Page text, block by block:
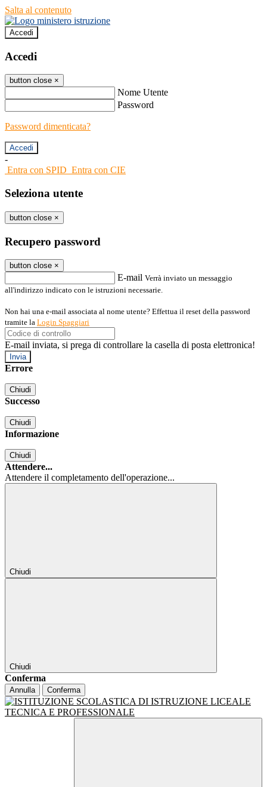
Salta al contenuto
Accedi
Accedi
button close ×
Nome Utente
Password
Password dimenticata?
-
Entra con SPID Entra con CIE
Seleziona utente
button close ×
Recupero password
button close ×
E-mail Verrà inviato un messaggio
all'indirizzo indicato con le istruzioni necessarie.
Non hai una e-mail associata al nome utente? Effettua il reset della password
tramite la Login Spaggiari
E-mail inviata, si prega di controllare la casella di posta elettronica!
Errore
Chiudi
Successo
Chiudi
Informazione
Chiudi
Attendere...
Attendere il completamento dell'operazione...
Chiudi
Chiudi
Conferma
Annulla Conferma